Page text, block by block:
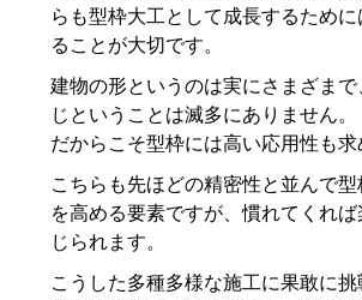
らも型枠大工として成長するため
ることが大切です。
建物の形というのは実にさまざまで
じということは滅多にありません。
だからこそ型枠には高い応用性も求
こちらも先ほどの精密性と並んで
を高める要素ですが、慣れてくれ
じられます。
こうした多種多様な施工に果敢に